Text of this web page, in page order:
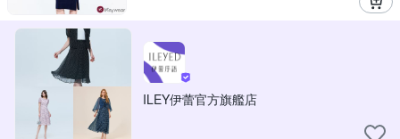
ILEY伊蕾官方旗艦店